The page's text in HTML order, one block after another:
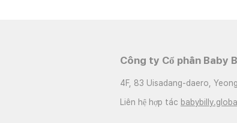
Công ty Cổ phần Baby
4F, 83 Uisadang-daero,
Liên hệ hợp tác